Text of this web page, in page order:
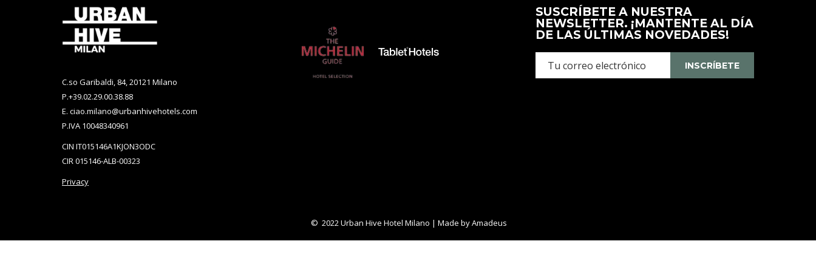
anterior
Nueva
Pestaña
Nueva
Pestaña
C.so Garibaldi, 84, 20121 Milano
P.+39.02.29.00.38.88
E. ciao.milano@urbanhivehotels.com
P.IVA 10048340961
CIN IT015146A1KJON3ODC
CIR 015146-ALB-00323
Privacy
SUSCRÍBETE A NUESTRA
NEWSLETTER. ¡MANTENTE AL DÍA
DE LAS ÚLTIMAS NOVEDADES!
INSCRÍBETE
© 2022 Urban Hive Hotel Milano | Made byAmadeus